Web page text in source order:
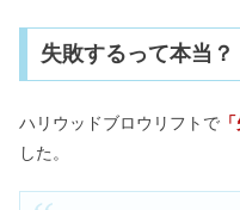
失敗するって本当？
ハリウッドブロウリフトで
した。